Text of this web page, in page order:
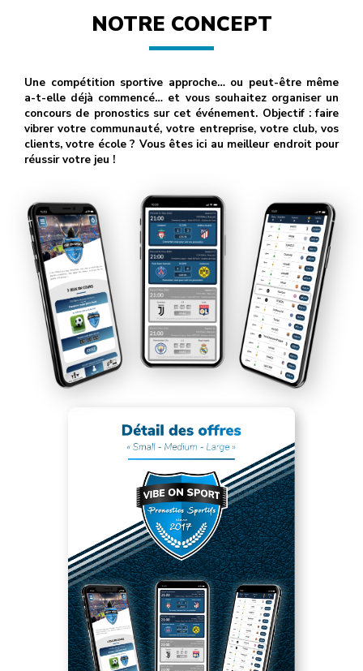
NOTRE CONCEPT
Une compétition sportive approche… ou peut-être même
a-t-elle déjà commencé… et vous souhaitez organiser un
concours de pronostics sur cet événement. Objectif : faire
vibrer votre communauté, votre entreprise, votre club, vos
clients, votre école ? Vous êtes ici au meilleur endroit pour
réussir votre jeu !